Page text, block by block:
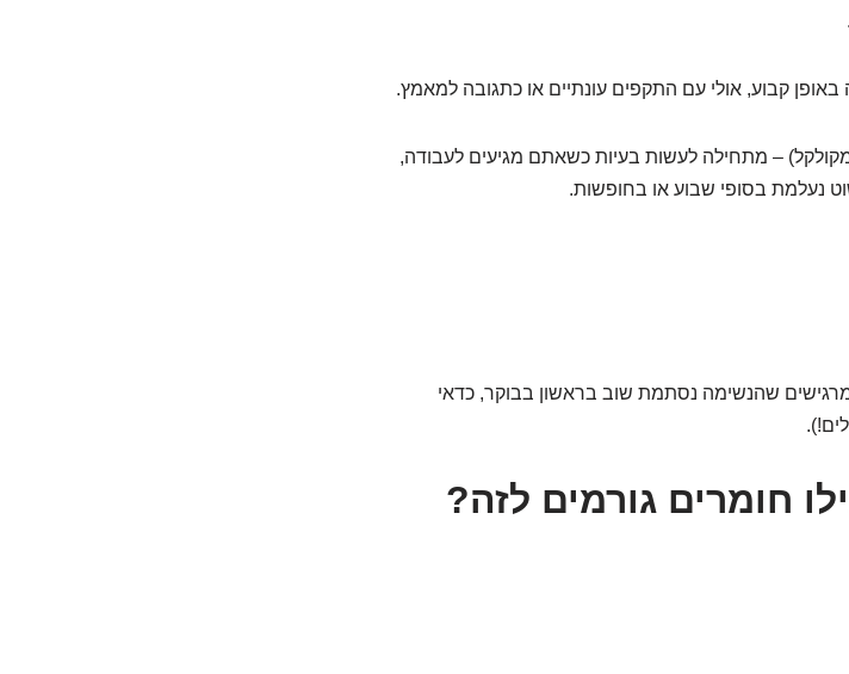
.
קבוע, אולי עם התקפים עונתיים או כתגובה למאמץ.
– מתחילה לעשות בעיות כשאתם מגיעים לעבודה,
נעלמת בסופי שבוע או בחופשות.
שהנשימה נסתמת שוב בראשון בבוקר, כדאי
חומרים גורמים לזה?